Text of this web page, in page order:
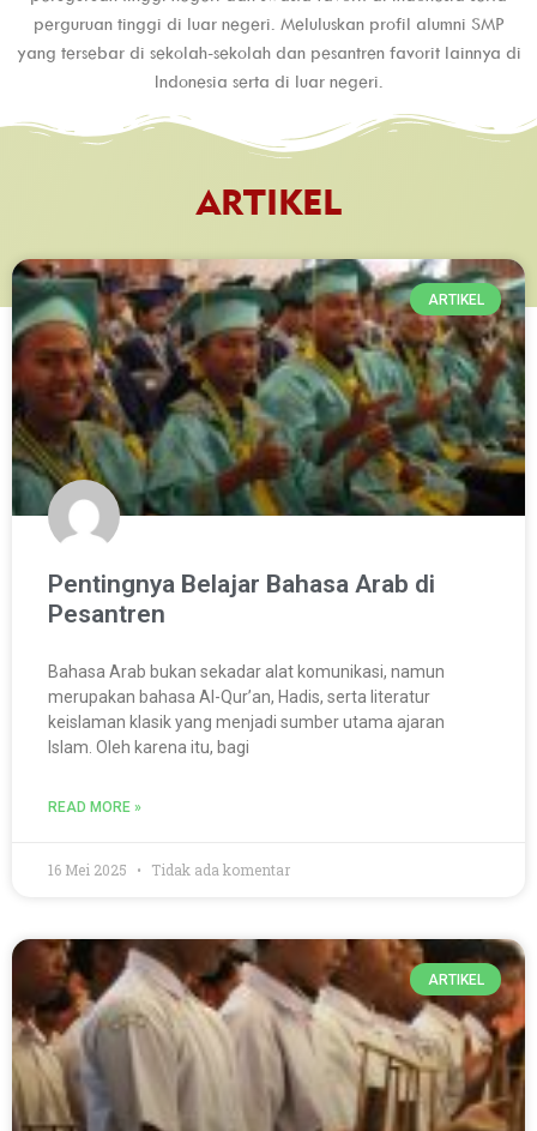
perguruan tinggi di luar negeri. Meluluskan profil alumni SMP
yang tersebar di sekolah-sekolah dan pesantren favorit lainnya di
Indonesia serta di luar negeri.
ARTIKEL
ARTIKEL
Pentingnya Belajar Bahasa Arab di
Pesantren
Bahasa Arab bukan sekadar alat komunikasi, namun
merupakan bahasa Al-Qur’an, Hadis, serta literatur
keislaman klasik yang menjadi sumber utama ajaran
Islam. Oleh karena itu, bagi
READ MORE »
16 Mei 2025 Tidak ada komentar
ARTIKEL